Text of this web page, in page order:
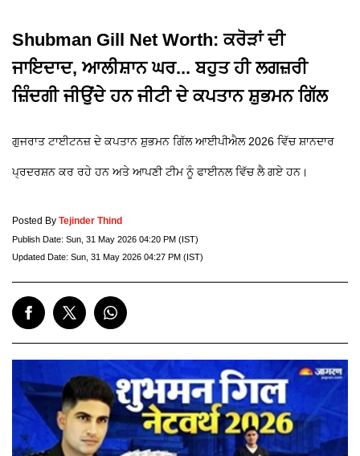
Shubman Gill Net Worth: ਕਰੋੜਾਂ ਦੀ
ਜਾਇਦਾਦ, ਆਲੀਸ਼ਾਨ ਘਰ... ਬਹੁਤ ਹੀ ਲਗਜ਼ਰੀ
ਜ਼ਿੰਦਗੀ ਜੀਉਂਦੇ ਹਨ ਜੀਟੀ ਦੇ ਕਪਤਾਨ ਸ਼ੁਭਮਨ ਗਿੱਲ
ਗੁਜਰਾਤ ਟਾਈਟਨਜ਼ ਦੇ ਕਪਤਾਨ ਸ਼ੁਭਮਨ ਗਿੱਲ ਆਈਪੀਐਲ 2026 ਵਿੱਚ ਸ਼ਾਨਦਾਰ
ਪ੍ਰਦਰਸ਼ਨ ਕਰ ਰਹੇ ਹਨ ਅਤੇ ਆਪਣੀ ਟੀਮ ਨੂੰ ਫਾਈਨਲ ਵਿੱਚ ਲੈ ਗਏ ਹਨ।
Posted By Tejinder Thind
Publish Date: Sun, 31 May 2026 04:20 PM (IST)
Updated Date: Sun, 31 May 2026 04:27 PM (IST)